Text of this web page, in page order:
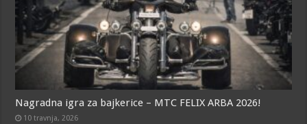
Nagradna igra za bajkerice – MTC FELIX ARBA 2026!
10 travnja, 2026